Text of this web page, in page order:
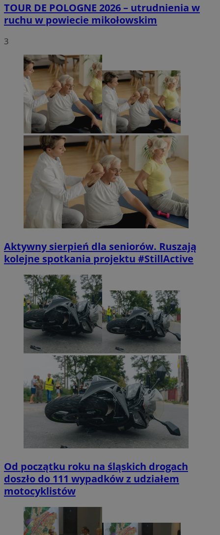
TOUR DE POLOGNE 2026 – utrudnienia w
ruchu w powiecie mikołowskim
3
Aktywny sierpień dla seniorów. Ruszają
kolejne spotkania projektu #StillActive
Od początku roku na śląskich drogach
doszło do 111 wypadków z udziałem
motocyklistów